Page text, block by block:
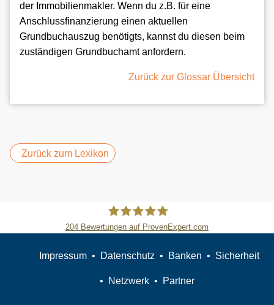
der Immobilienmakler. Wenn du z.B. für eine
Anschlussfinanzierung einen aktuellen
Grundbuchauszug benötigts, kannst du diesen beim
zuständigen Grundbuchamt anfordern.
Zurück zur Glossar Übersicht
Zurück zum Lexikon
204 Bewertungen auf ProvenExpert.com
Impressum Datenschutz Banken Sicherheit
Netzwerk Partner